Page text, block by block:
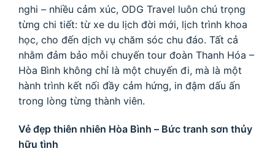
nghi – nhiều cảm xúc, ODG Travel luôn chú trọng
từng chi tiết: từ xe du lịch đời mới, lịch trình khoa
học, cho đến dịch vụ chăm sóc chu đáo. Tất cả
nhằm đảm bảo mỗi chuyến tour đoàn Thanh Hóa –
Hòa Bình không chỉ là một chuyến đi, mà là một
hành trình kết nối đầy cảm hứng, in đậm dấu ấn
trong lòng từng thành viên.
Vẻ đẹp thiên nhiên Hòa Bình – Bức tranh sơn thủy
hữu tình